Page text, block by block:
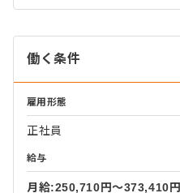
働く条件
雇用形態
正社員
給与
月給:250,710円〜373,410円